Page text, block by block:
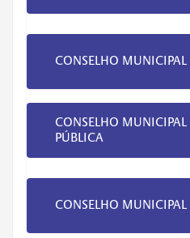
CONSELHO
CONSELHO
PÚBLICA
CONSELHO